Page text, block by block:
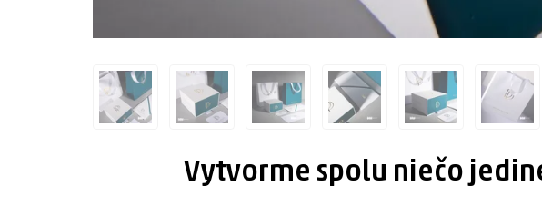
Vytvorme spolu niečo